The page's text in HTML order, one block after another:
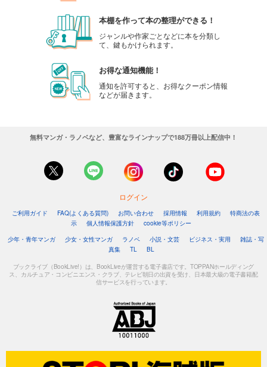
本棚を作って本の整理ができる！
ジャンルや作家ごとなどに本を分類し
て、鍵もかけられます。
お得な通知機能！
通知を許可すると、お得なクーポン情報
などが届きます。
無料マンガ・ラノベなど、豊富なラインナップで188万冊以上配信中！
ログイン
ご利用ガイド FAQ(よくある質問) お問い合わせ 採用情報 利用規約
特商法の表
示
個人情報保護方針
cookie等ポリシー
少年・青年マンガ
少女・女性マンガ ラノベ 小説・文芸 ビジネス・実用
雑誌・写
真集
TL BL
ブックライブ（BookLive!）は、BookLiveが運営する電子書店です。TOPPANホールディング
ス、カルチュア・コンビニエンス・クラブ、テレビ朝日の出資を受け、日本最大級の電子書籍配
信サービスを行っています。